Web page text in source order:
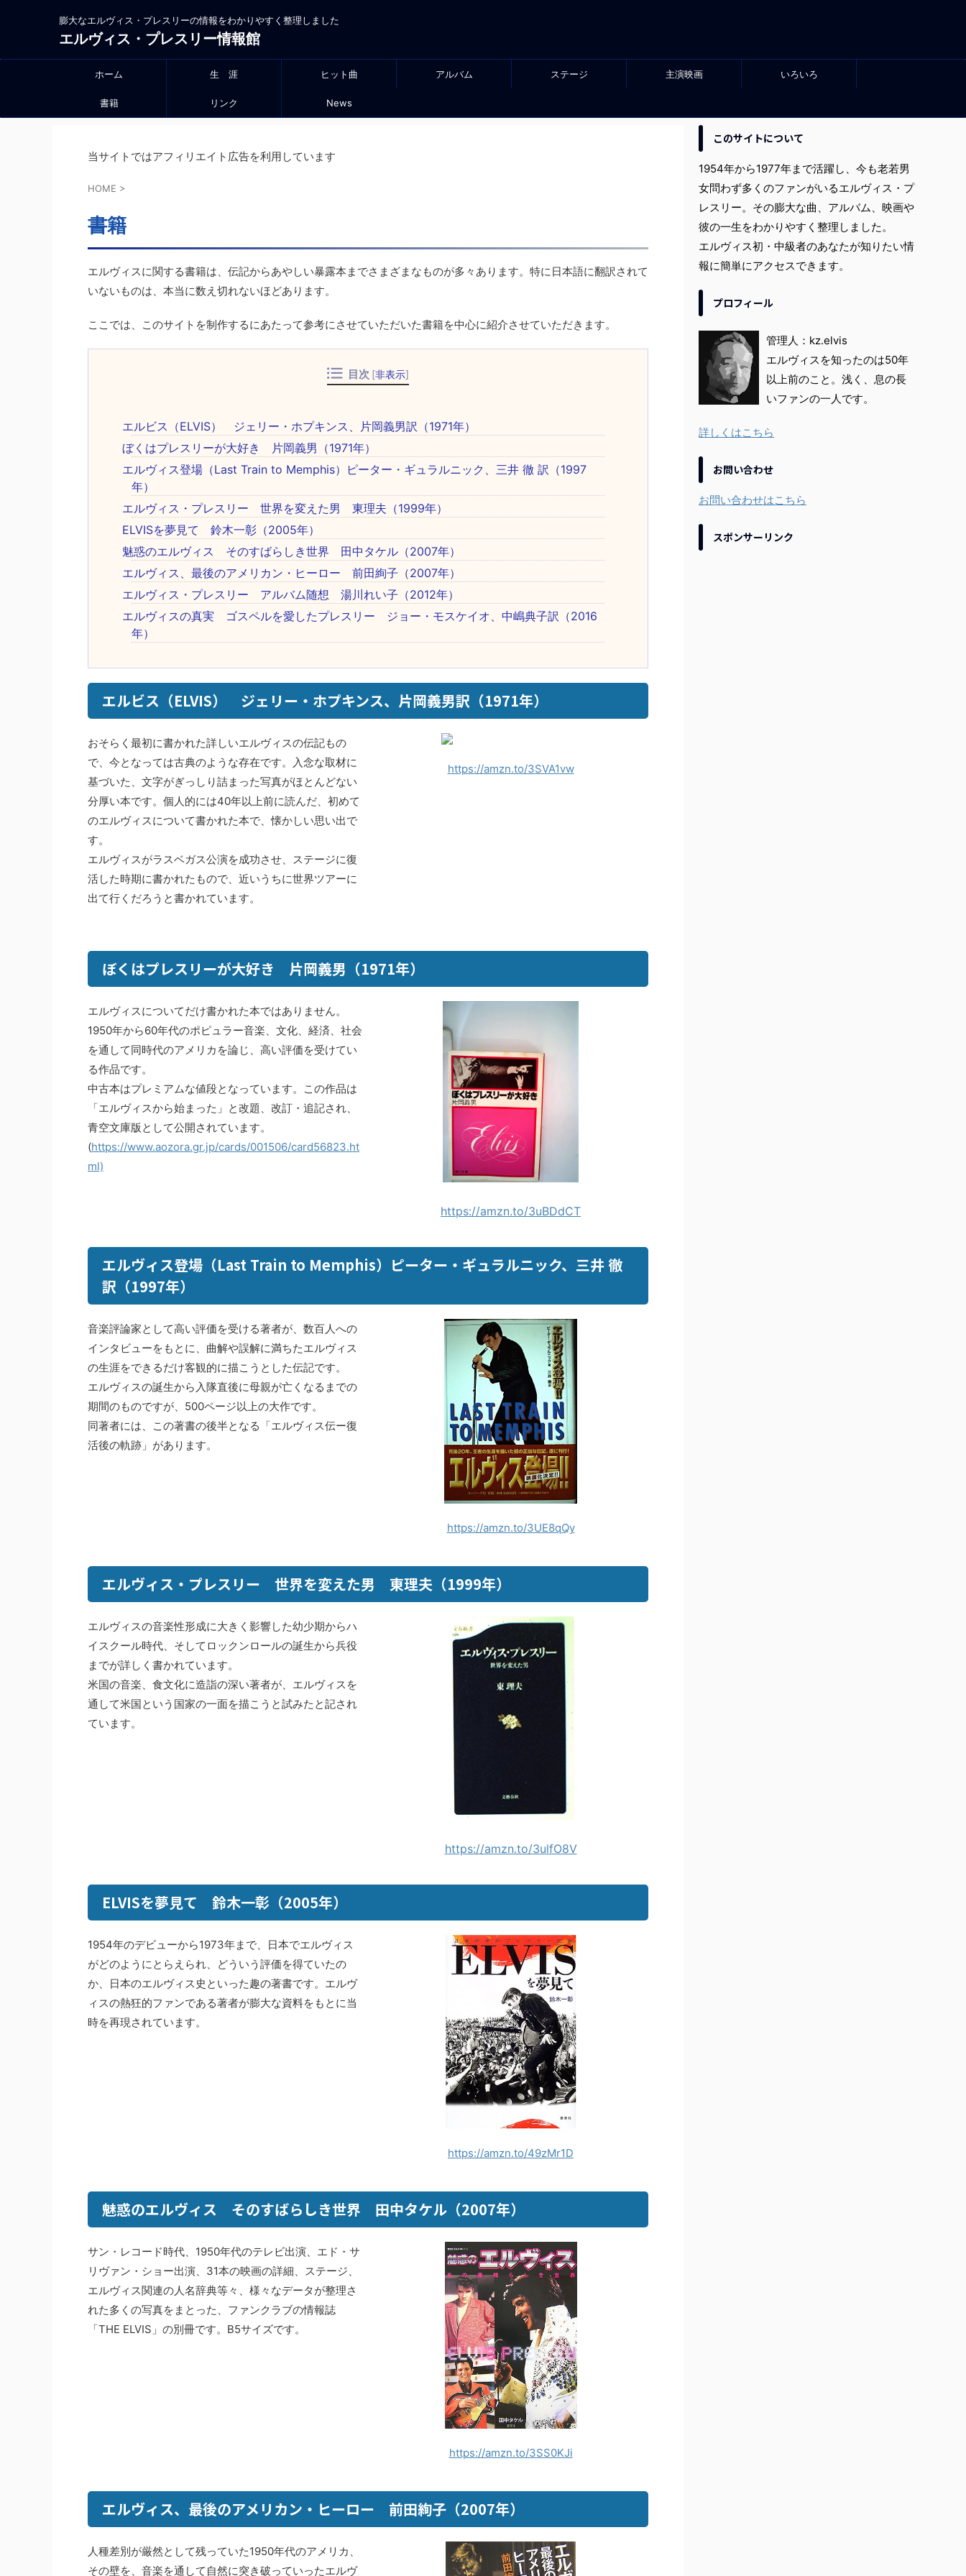
膨大なエルヴィス・プレスリーの情報をわかりやすく整理しました
エルヴィス・プレスリー情報館
ホーム 生 涯 ヒット曲 アルバム ステージ 主演映画 いろいろ
書籍 リンク News
当サイトではアフィリエイト広告を利用しています
HOME >
書籍
エルヴィスに関する書籍は、伝記からあやしい暴露本までさまざまなものが多々あります。特に日本語に翻訳されて
いないものは、本当に数え切れないほどあります。
ここでは、このサイトを制作するにあたって参考にさせていただいた書籍を中心に紹介させていただきます。
目次 [非表示]
エルビス（ELVIS） ジェリー・ホプキンス、片岡義男訳（1971年）
ぼくはプレスリーが大好き 片岡義男（1971年）
エルヴィス登場（Last Train to Memphis）ピーター・ギュラルニック、三井 徹 訳（1997
年）
エルヴィス・プレスリー 世界を変えた男 東理夫（1999年）
ELVISを夢見て 鈴木一彰（2005年）
魅惑のエルヴィス そのすばらしき世界 田中タケル（2007年）
エルヴィス、最後のアメリカン・ヒーロー 前田絢子（2007年）
エルヴィス・プレスリー アルバム随想 湯川れい子（2012年）
エルヴィスの真実 ゴスペルを愛したプレスリー ジョー・モスケイオ、中嶋典子訳（2016
年）
エルビス（ELVIS） ジェリー・ホプキンス、片岡義男訳（1971年）
おそらく最初に書かれた詳しいエルヴィスの伝記もの
で、今となっては古典のような存在です。入念な取材に
基づいた、文字がぎっしり詰まった写真がほとんどない
分厚い本です。個人的には40年以上前に読んだ、初めて
のエルヴィスについて書かれた本で、懐かしい思い出で
す。
エルヴィスがラスベガス公演を成功させ、ステージに復
活した時期に書かれたもので、近いうちに世界ツアーに
出て行くだろうと書かれています。
https://amzn.to/3SVA1vw
ぼくはプレスリーが大好き 片岡義男（1971年）
エルヴィスについてだけ書かれた本ではありません。
1950年から60年代のポピュラー音楽、文化、経済、社会
を通して同時代のアメリカを論じ、高い評価を受けてい
る作品です。
中古本はプレミアムな値段となっています。この作品は
「エルヴィスから始まった」と改題、改訂・追記され、
青空文庫版として公開されています。
(https://www.aozora.gr.jp/cards/001506/card56823.ht
ml)
https://amzn.to/3uBDdCT
エルヴィス登場（Last Train to Memphis）ピーター・ギュラルニック、三井 徹
訳（1997年）
音楽評論家として高い評価を受ける著者が、数百人への
インタビューをもとに、曲解や誤解に満ちたエルヴィス
の生涯をできるだけ客観的に描こうとした伝記です。
エルヴィスの誕生から入隊直後に母親が亡くなるまでの
期間のものですが、500ページ以上の大作です。
同著者には、この著書の後半となる「エルヴィス伝ー復
活後の軌跡」があります。
https://amzn.to/3UE8qQy
エルヴィス・プレスリー 世界を変えた男 東理夫（1999年）
エルヴィスの音楽性形成に大きく影響した幼少期からハ
イスクール時代、そしてロックンロールの誕生から兵役
までが詳しく書かれています。
米国の音楽、食文化に造詣の深い著者が、エルヴィスを
通して米国という国家の一面を描こうと試みたと記され
ています。
https://amzn.to/3ulfO8V
ELVISを夢見て 鈴木一彰（2005年）
1954年のデビューから1973年まで、日本でエルヴィス
がどのようにとらえられ、どういう評価を得ていたの
か、日本のエルヴィス史といった趣の著書です。エルヴ
ィスの熱狂的ファンである著者が膨大な資料をもとに当
時を再現されています。
https://amzn.to/49zMr1D
魅惑のエルヴィス そのすばらしき世界 田中タケル（2007年）
サン・レコード時代、1950年代のテレビ出演、エド・サ
リヴァン・ショー出演、31本の映画の詳細、ステージ、
エルヴィス関連の人名辞典等々、様々なデータが整理さ
れた多くの写真をまとった、ファンクラブの情報誌
「THE ELVIS」の別冊です。B5サイズです。
https://amzn.to/3SS0KJi
エルヴィス、最後のアメリカン・ヒーロー 前田絢子（2007年）
人種差別が厳然として残っていた1950年代のアメリカ、
その壁を、音楽を通して自然に突き破っていったエルヴ
このサイトについて
1954年から1977年まで活躍し、今も老若男
女問わず多くのファンがいるエルヴィス・プ
レスリー。その膨大な曲、アルバム、映画や
彼の一生をわかりやすく整理しました。
エルヴィス初・中級者のあなたが知りたい情
報に簡単にアクセスできます。
プロフィール
管理人：kz.elvis
エルヴィスを知ったのは50年
以上前のこと。浅く、息の長
いファンの一人です。
詳しくはこちら
お問い合わせ
お問い合わせはこちら
スポンサーリンク